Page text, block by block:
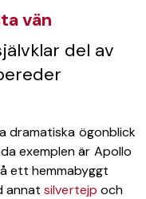
vän
del av
dramatiska ögonblick
exemplen är Apollo
ett hemmabyggt
annatsilvertejp och